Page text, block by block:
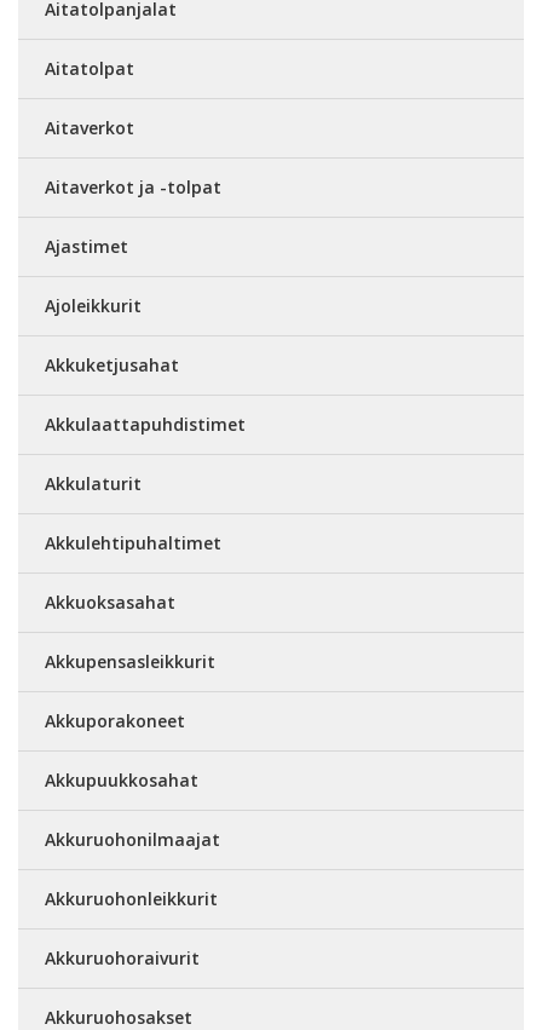
Aitatolpanjalat
Aitatolpat
Aitaverkot
Aitaverkot ja -tolpat
Ajastimet
Ajoleikkurit
Akkuketjusahat
Akkulaattapuhdistimet
Akkulaturit
Akkulehtipuhaltimet
Akkuoksasahat
Akkupensasleikkurit
Akkuporakoneet
Akkupuukkosahat
Akkuruohonilmaajat
Akkuruohonleikkurit
Akkuruohoraivurit
Akkuruohosakset